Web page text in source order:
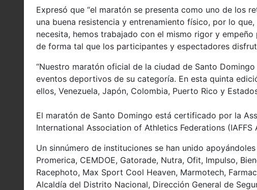
Expresó que “el maratón se presenta como uno de los
una buena resistencia y entrenamiento físico, por lo
necesita, hemos trabajado con el mismo rigor y
de forma tal que los participantes y espectadores
“Nuestro maratón oficial de la ciudad de Santo
eventos deportivos de su categoría. En esta quinta
ellos, Venezuela, Japón, Colombia, Puerto Rico y
El maratón de Santo Domingo está certificado por la
International Association of Athletics Federations (IAFFS
Un sinnúmero de instituciones se han unido
Promerica, CEMDOE, Gatorade, Nutra, Ofit, Impulso,
Racephoto, Max Sport Cool Heaven, Marmotech,
Alcaldía del Distrito Nacional, Dirección General de